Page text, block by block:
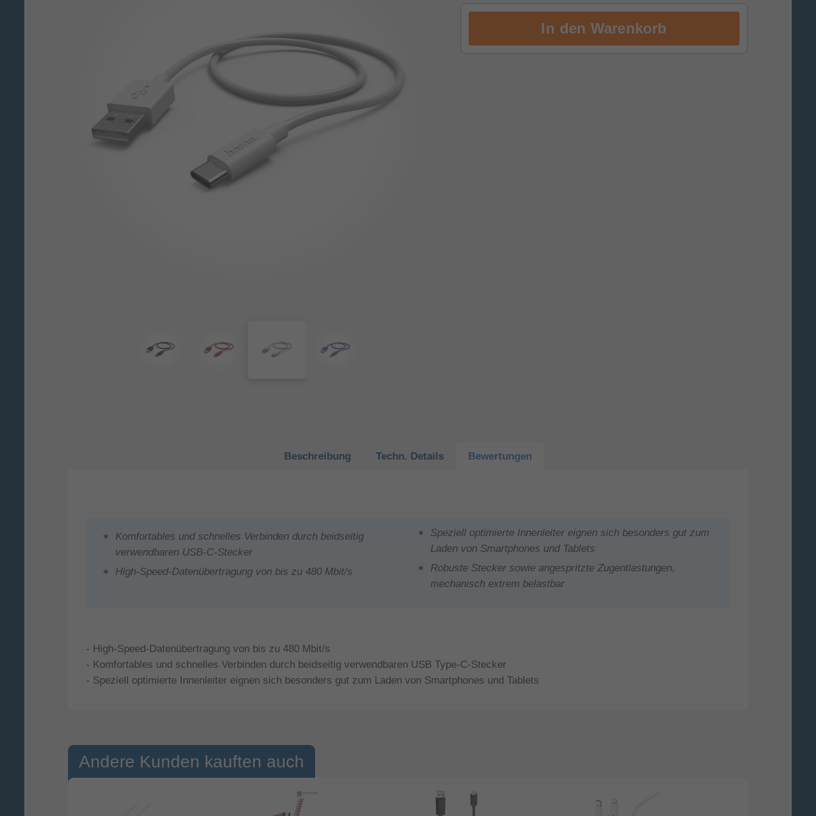
Beschreibung Techn. Details Bewertungen
Komfortables und schnelles Verbinden durch beidseitig
verwendbaren USB-C-Stecker
High-Speed-Datenübertragung von bis zu 480 Mbit/s
Speziell optimierte Innenleiter eignen sich besonders gut zum
Laden von Smartphones und Tablets
Robuste Stecker sowie angespritzte Zugentlastungen,
mechanisch extrem belastbar
- High-Speed-Datenübertragung von bis zu 480 Mbit/s
- Komfortables und schnelles Verbinden durch beidseitig verwendbaren USB Type-C-Stecker
- Speziell optimierte Innenleiter eignen sich besonders gut zum Laden von Smartphones und Tablets
Andere Kunden kauften auch